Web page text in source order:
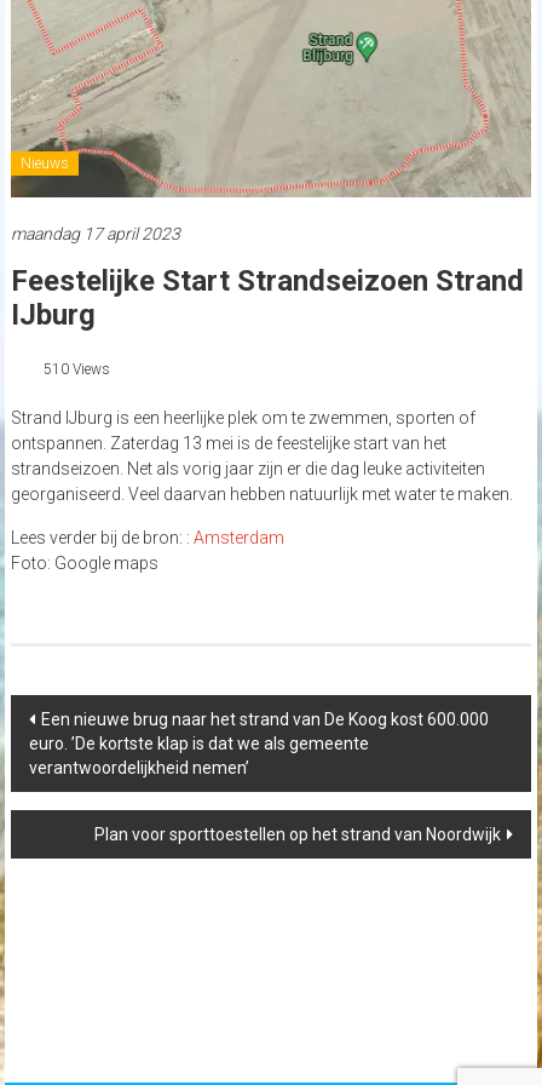
Nieuws
maandag 17 april 2023
Feestelijke Start Strandseizoen Strand
IJburg
510 Views
Strand IJburg is een heerlijke plek om te zwemmen, sporten of
ontspannen. Zaterdag 13 mei is de feestelijke start van het
strandseizoen. Net als vorig jaar zijn er die dag leuke activiteiten
georganiseerd. Veel daarvan hebben natuurlijk met water te maken.
Lees verder bij de bron: : Amsterdam
Foto: Google maps
navigation
Een nieuwe brug naar het strand van De Koog kost 600.000
euro. ’De kortste klap is dat we als gemeente
verantwoordelijkheid nemen’
Plan voor sporttoestellen op het strand van Noordwijk